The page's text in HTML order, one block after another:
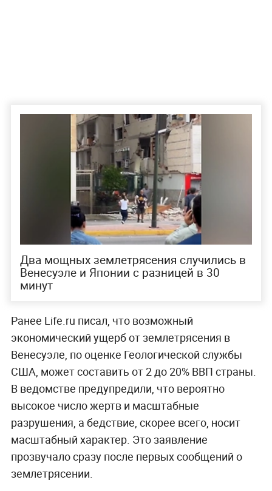
Два мощных землетрясения случились в
Венесуэле и Японии с разницей в 30
минут
Ранее Life.ru писал, что возможный
экономический ущерб от землетрясения в
Венесуэле, по оценке Геологической службы
США, может составить от 2 до 20% ВВП страны.
В ведомстве предупредили, что вероятно
высокое число жертв и масштабные
разрушения, а бедствие, скорее всего, носит
масштабный характер. Это заявление
прозвучало сразу после первых сообщений о
землетрясении.